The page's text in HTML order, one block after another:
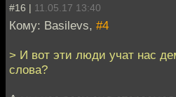
#16 | 11.05.17 13:40
Кому: Basilevs, #4
> И вот эти люди учат нас
слова?